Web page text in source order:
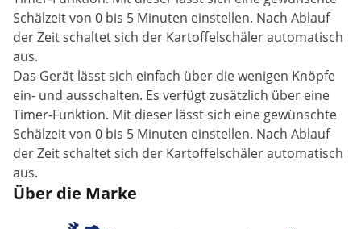
Schälzeit von 0 bis 5 Minuten einstellen. Nach Ablauf
der Zeit schaltet sich der Kartoffelschäler automatisch
aus.
Das Gerät lässt sich einfach über die wenigen Knöpfe
ein- und ausschalten. Es verfügt zusätzlich über eine
Timer-Funktion. Mit dieser lässt sich eine gewünschte
Schälzeit von 0 bis 5 Minuten einstellen. Nach Ablauf
der Zeit schaltet sich der Kartoffelschäler automatisch
aus.
Über die Marke